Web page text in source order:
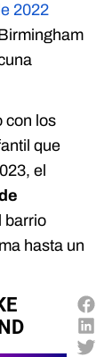
2022
con los
que
el
barrio
hasta un